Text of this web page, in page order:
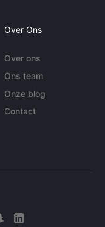
Over Ons
Over ons
Ons team
Onze blog
Contact